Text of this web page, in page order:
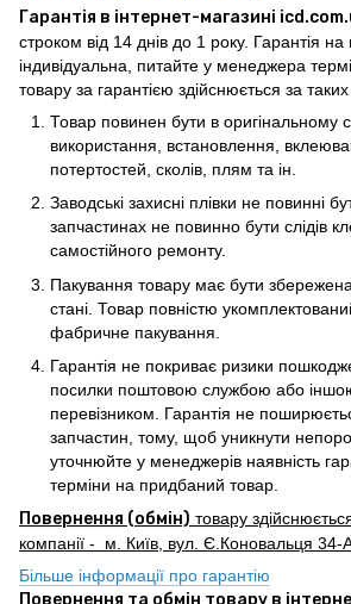
Гарантія в інтернет-магазині
строком від 14 днів до 1 року. Гарантія
індивідуальна, питайте у менеджера
товару за гарантією здійснюється за
Товар повинен бути в оригінальному
використання, встановлення,
потертостей, сколів, плям та ін.
Заводські захисні плівки не повинні
запчастинах не повинно бути слідів
самостійного ремонту.
Пакування товару має бути
стані. Товар повністю
фабричне пакування.
Гарантія не покриває ризики
посилки поштовою службою або
перевізником. Гарантія не
запчастин, тому, щоб уникнути
уточнюйте у менеджерів наявність
терміни на придбаний товар.
Повернення (обмін) товару
компанії - м. Київ, вул. Є.Коновальця 34-
Більше інформації про гарантію